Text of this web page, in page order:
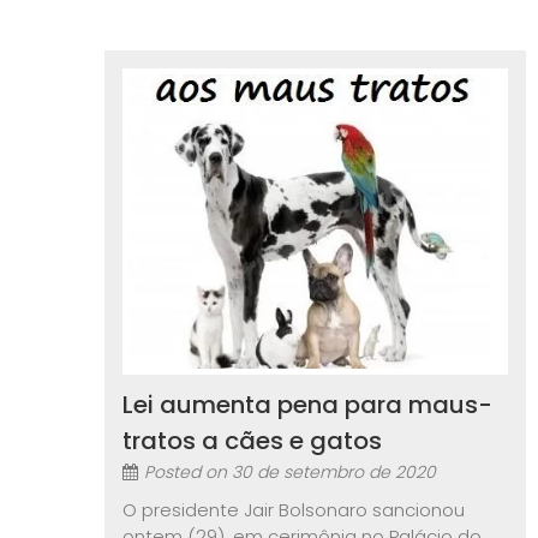
Lei aumenta pena para maus-
tratos a cães e gatos
Posted on 30 de setembro de 2020
O presidente Jair Bolsonaro sancionou